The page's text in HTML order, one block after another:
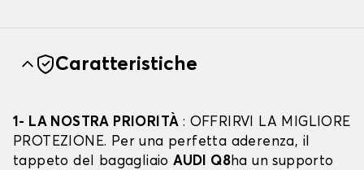
Caratteristiche
1- LA NOSTRA PRIORITÀ : OFFRIRVI LA MIGLIORE
PROTEZIONE. Per una perfetta aderenza, il
tappeto del bagagliaioAUDI Q8ha un supporto